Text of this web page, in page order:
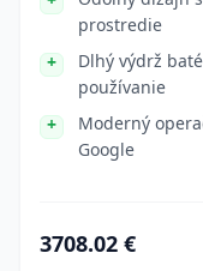
prostredie
Dlhý výdrž
používanie
Moderný
Google
3708.02 €